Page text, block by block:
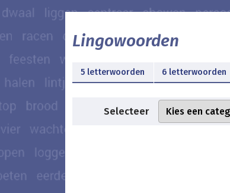
Lingowoorden
5 letterwoorden 6 letterwoorden
Selecteer